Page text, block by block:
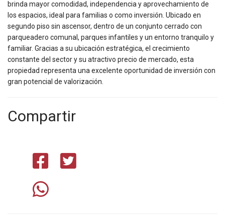
brinda mayor comodidad, independencia y aprovechamiento de
los espacios, ideal para familias o como inversión. Ubicado en
segundo piso sin ascensor, dentro de un conjunto cerrado con
parqueadero comunal, parques infantiles y un entorno tranquilo y
familiar. Gracias a su ubicación estratégica, el crecimiento
constante del sector y su atractivo precio de mercado, esta
propiedad representa una excelente oportunidad de inversión con
gran potencial de valorización.
Compartir